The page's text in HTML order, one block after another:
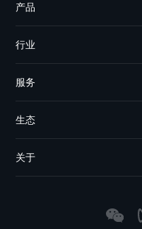
产品
行业
服务
生态
关于